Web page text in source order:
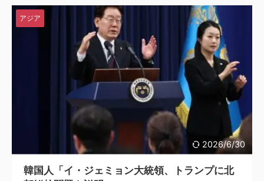
2026/6/30
アジア
韓国人「イ・ジェミョン大統領、トランプに北